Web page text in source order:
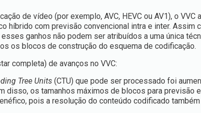
de vídeo (por exemplo, AVC, HEVC ou AV1), o VVC
híbrido com previsão convencional intra e inter. Assim
ganhos não podem ser atribuídos a uma única
os blocos de construção do esquema de codificação.
completa) de avanços no VVC:
Tree Units (CTU) que pode ser processado foi
disso, os tamanhos máximos de blocos para previsão
pois a resolução do conteúdo codificado